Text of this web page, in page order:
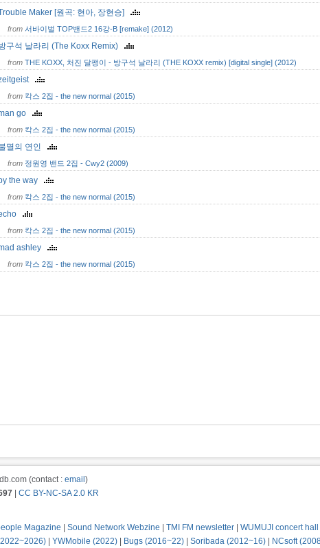
Maker [원곡: 현아, 장현승]
from 서바이벌 TOP밴드2 16강-B [remake] (2012)
구석 날라리 (The Koxx Remix)
from THE KOXX, 처진 달팽이 - 방구석 날라리 (THE KOXX remix) [digital single] (2012)
from 칵스 2집 - the new normal (2015)
go
from 칵스 2집 - the new normal (2015)
멸의 연인
from 정원영 밴드 2집 - Cwy2 (2009)
the way
from 칵스 2집 - the new normal (2015)
from 칵스 2집 - the new normal (2015)
ashley
from 칵스 2집 - the new normal (2015)
(contact : email )
CC BY-NC-SA 2.0 KR
Magazine Sound Network Webzine TMI FM newsletter WUMUJI concert hall
YWMobile (2022) Bugs (2016~22) Soribada (2012~16) NCsoft